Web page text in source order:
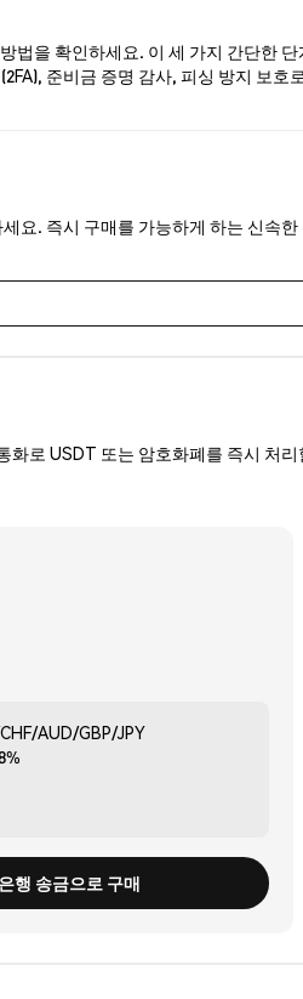
을 확인하세요. 이 세 가지 간단한
준비금 증명 감사, 피싱 방지 보
요. 즉시 구매를 가능하게 하는 신속
로 USDT 또는 암호화폐를 즉시 처
AUD/GBP/JPY
은행 송금으로 구매